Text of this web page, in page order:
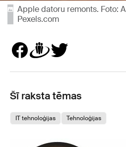
Apple datoru remonts. Foto:
Pexels.com
Šī raksta tēmas
IT tehnoloģijas Tehnoloģijas